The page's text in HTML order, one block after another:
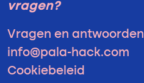
vragen?
Vragen en antwoorden
info@pala-hack.com
Cookiebeleid